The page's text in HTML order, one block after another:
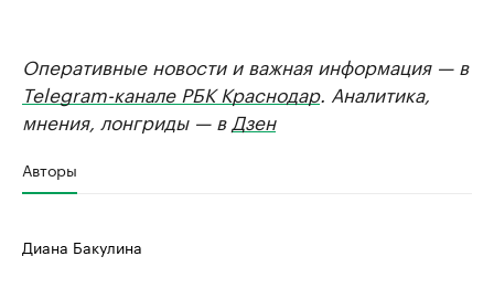
Оперативные новости и важная информация — в
Telegram-канале РБК Краснодар. Аналитика,
мнения, лонгриды — в Дзен
Авторы
Диана Бакулина